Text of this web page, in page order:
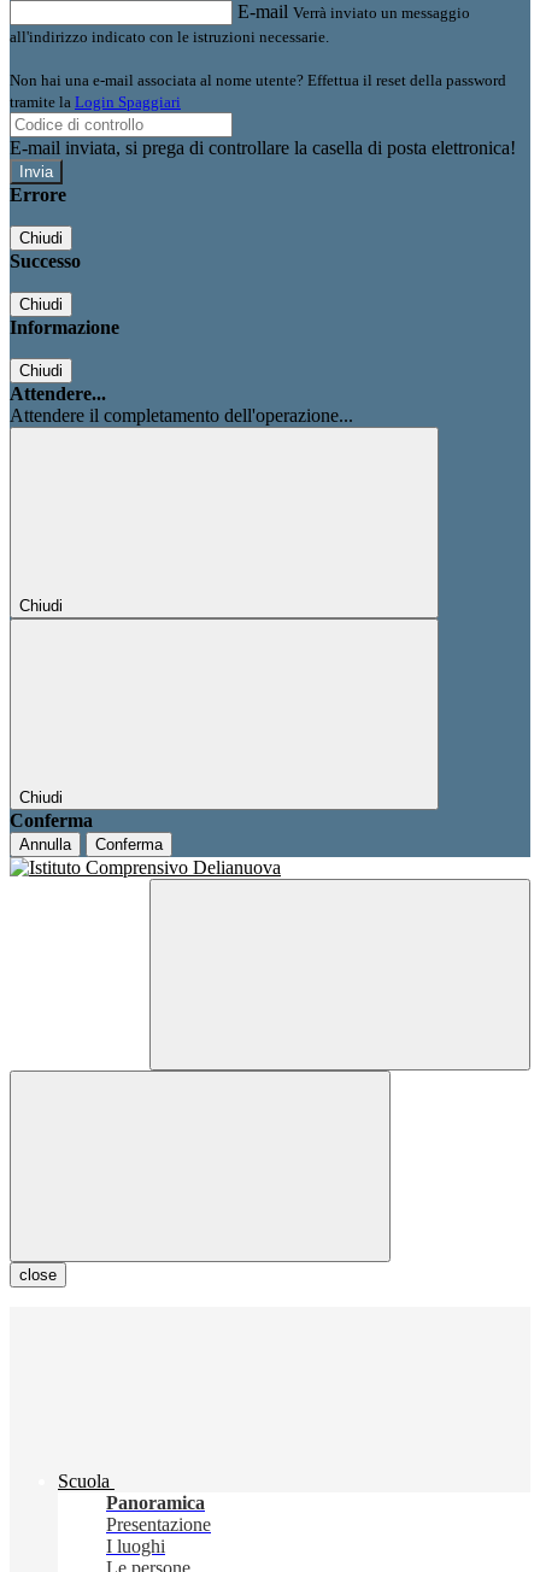
E-mail Verrà inviato un messaggio
all'indirizzo indicato con le istruzioni necessarie.
Non hai una e-mail associata al nome utente? Effettua il reset della password
tramite la Login Spaggiari
E-mail inviata, si prega di controllare la casella di posta elettronica!
Errore
Chiudi
Successo
Chiudi
Informazione
Chiudi
Attendere...
Attendere il completamento dell'operazione...
Chiudi
Chiudi
Conferma
Annulla Conferma
close
Scuola
Panoramica
Presentazione
I luoghi